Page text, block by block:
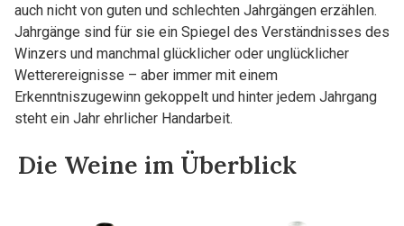
auch nicht von guten und schlechten Jahrgängen erzählen.
Jahrgänge sind für sie ein Spiegel des Verständnisses des
Winzers und manchmal glücklicher oder unglücklicher
Wetterereignisse – aber immer mit einem
Erkenntniszugewinn gekoppelt und hinter jedem Jahrgang
steht ein Jahr ehrlicher Handarbeit.
Die Weine im Überblick